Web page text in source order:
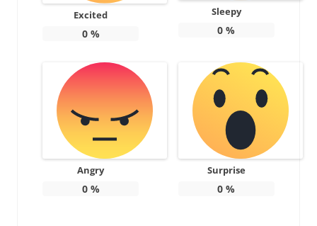
Excited
0%
Sleepy
0 %
Angry
0%
Surprise
0 %